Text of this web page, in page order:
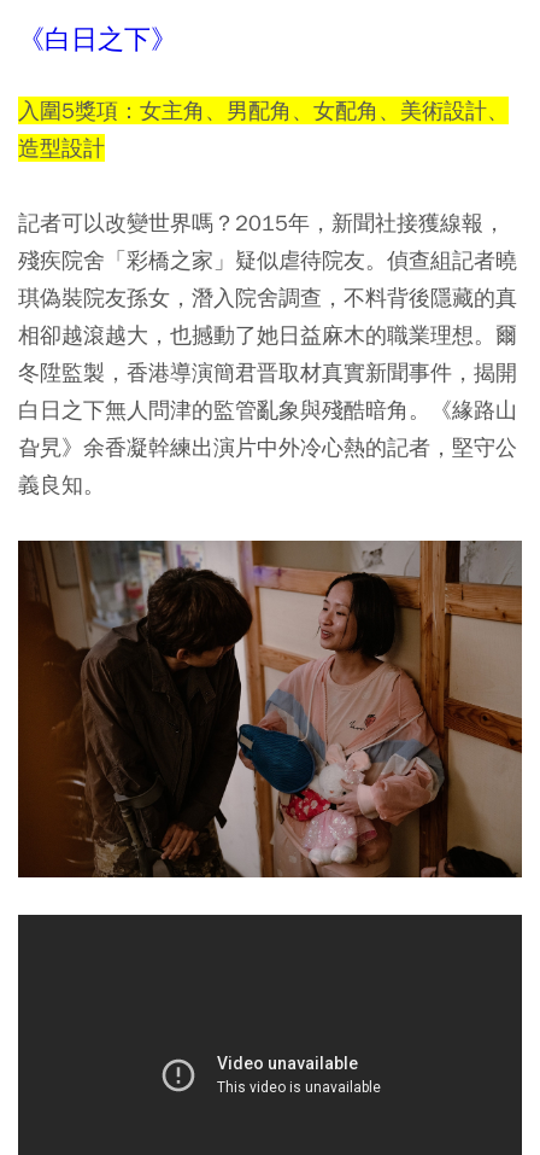
《白日之下》
入圍5獎項：女主角、男配角、女配角、美術設計、
造型設計
記者可以改變世界嗎？2015年，新聞社接獲線報，
殘疾院舍「彩橋之家」疑似虐待院友。偵查組記者曉
琪偽裝院友孫女，潛入院舍調查，不料背後隱藏的真
相卻越滾越大，也撼動了她日益麻木的職業理想。爾
冬陞監製，香港導演簡君晋取材真實新聞事件，揭開
白日之下無人問津的監管亂象與殘酷暗角。《緣路山
旮旯》余香凝幹練出演片中外冷心熱的記者，堅守公
義良知。